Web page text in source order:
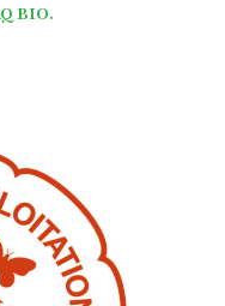
BIO.